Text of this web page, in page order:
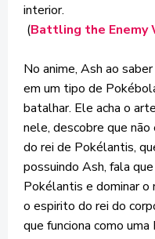
interior.
(Battling the Enemy
No anime, Ash ao
em um tipo de
batalhar. Ele acha o
nele, descobre que
do rei de Pokélantis,
possuindo Ash, fala
Pokélantis e dominar o
o espirito do rei do
que funciona como